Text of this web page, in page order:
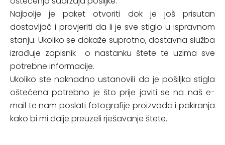
Najbolje je paket otvoriti dok je još prisutan
dostavljač i provjeriti da li je sve stiglo u ispravnom
stanju. Ukoliko se dokaže suprotno, dostavna služba
izrađuje zapisnik o nastanku štete te uzima sve
potrebne informacije.
Ukoliko ste naknadno ustanovili da je pošiljka stigla
oštećena potrebno je što prije javiti se na naš e-
mail te nam poslati fotografije proizvoda i pakiranja
kako bi mi dalje preuzeli rješavanje štete.